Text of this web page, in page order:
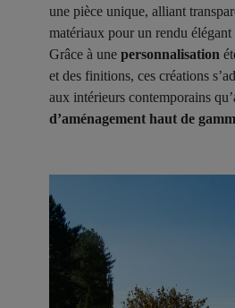
une pièce unique, alliant
matériaux pour un rendu élégant
Grâce à une personnalisation
et des finitions, ces créations
aux intérieurs contemporains
d’aménagement haut de